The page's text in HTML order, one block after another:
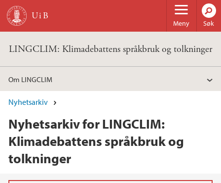
Hopp til hovedinnhold
Meny Søk
LINGCLIM: Klimadebattens språkbruk og tolkninger
Om LINGCLIM
Nyhetsarkiv
Nyhetsarkiv for LINGCLIM:
Klimadebattens språkbruk og
tolkninger